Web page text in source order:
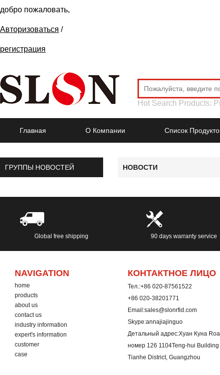
добро пожаловать,
Авторизоваться /
регистрация
Hot Search Products:
Главная О Компании Список
ГРУППЫ НОВОСТЕЙ НОВОСТИ
Global free shipping 90 days warranty service
NAVIGATION
home
products
about us
contact us
industry information
expert's information
customer
case
КОНТАКТНОЕ ЛИЦО
Тел.:+86 020-87561522
+86 020-38201771
Email:sales@slonrfid.com
Skype:annajiajinguo
Детальный адрес:Хуан Куна
номер 126 1104Teng-hui
Tianhe District, Guangzhou